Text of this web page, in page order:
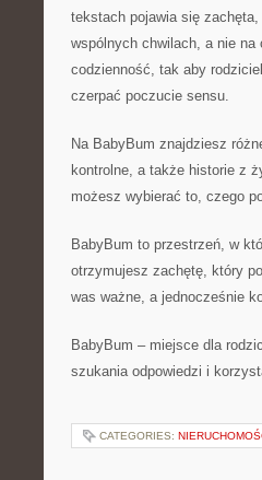
tekstach pojawia się
wspólnych chwilach, a nie
codzienność, tak aby
czerpać poczucie sensu.
Na BabyBum znajdziesz
kontrolne, a także historie z
możesz wybierać to, czego
BabyBum to przestrzeń, w
otrzymujesz zachętę, który
was ważne, a jednocześnie
BabyBum – miejsce dla
szukania odpowiedzi i
CATEGORIES: